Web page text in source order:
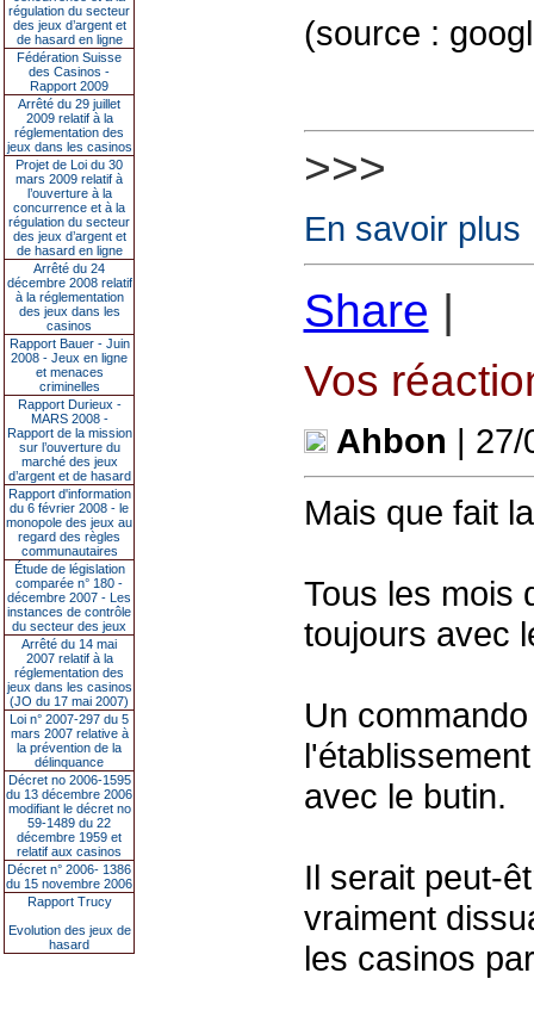
régulation du secteur
des jeux d’argent et
de hasard en ligne
Fédération Suisse
des Casinos -
Rapport 2009
Arrêté du 29 juillet
2009 relatif à la
réglementation des
jeux dans les casinos
Projet de Loi du 30
mars 2009 relatif à
l’ouverture à la
concurrence et à la
régulation du secteur
des jeux d’argent et
de hasard en ligne
Arrêté du 24
décembre 2008 relatif
à la réglementation
des jeux dans les
casinos
Rapport Bauer - Juin
2008 - Jeux en ligne
et menaces
criminelles
Rapport Durieux -
MARS 2008 -
Rapport de la mission
sur l’ouverture du
marché des jeux
d’argent et de hasard
Rapport d'information
du 6 février 2008 - le
monopole des jeux au
regard des règles
communautaires
Étude de législation
comparée n° 180 -
décembre 2007 - Les
instances de contrôle
du secteur des jeux
Arrêté du 14 mai
2007 relatif à la
réglementation des
jeux dans les casinos
(JO du 17 mai 2007)
Loi n° 2007-297 du 5
mars 2007 relative à
la prévention de la
délinquance
Décret no 2006-1595
du 13 décembre 2006
modifiant le décret no
59-1489 du 22
décembre 1959 et
relatif aux casinos
Décret n° 2006- 1386
du 15 novembre 2006
Rapport Trucy
Evolution des jeux de
hasard
(source :
>>>
En savoir plus
Share |
Vos
Ahbon | 27/
Mais que fait
Tous les mois
toujours avec
Un
avec le butin.
Il serait peut-
vraiment
les casinos